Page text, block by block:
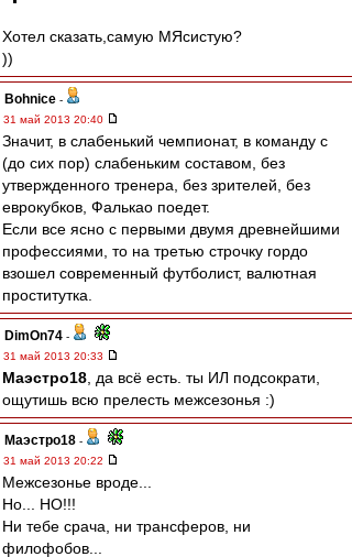
Хотел сказать,самую МЯсистую?
))
Bohnice -
31 май 2013 20:40
Значит, в слабенький чемпионат, в команду с
(до сих пор) слабеньким составом, без
утвержденного тренера, без зрителей, без
еврокубков, Фалькао поедет.
Если все ясно с первыми двумя древнейшими
профессиями, то на третью строчку гордо
взошел современный футболист, валютная
проститутка.
DimOn74 -
31 май 2013 20:33
Маэстро18 , да всё есть. ты ИЛ подсократи,
ощутишь всю прелесть межсезонья :)
Маэстро18 -
31 май 2013 20:22
Межсезонье вроде...
Но... НО!!!
Ни тебе срача, ни трансферов, ни
филофобов...